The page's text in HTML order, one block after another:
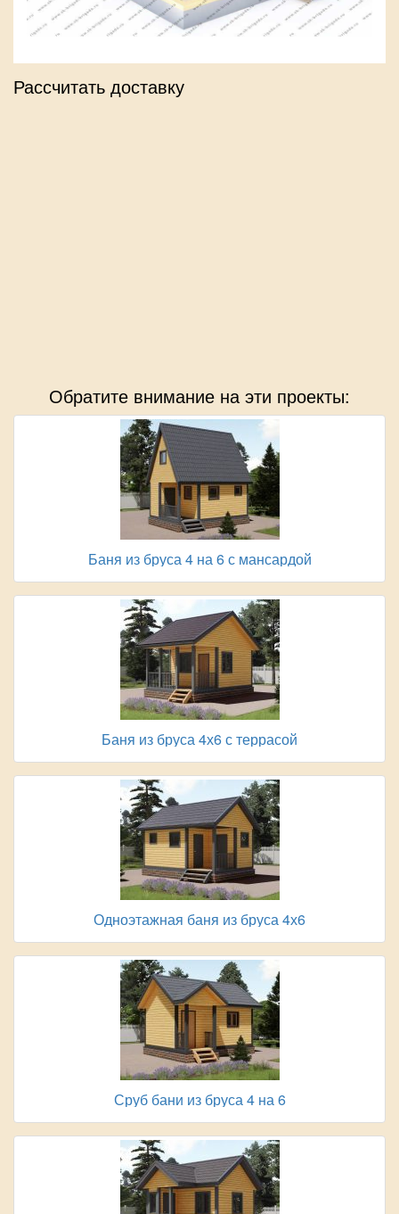
Рассчитать доставку
Обратите внимание на эти проекты:
Баня из бруса 4 на 6 с мансардой
Баня из бруса 4х6 с террасой
Одноэтажная баня из бруса 4х6
Сруб бани из бруса 4 на 6